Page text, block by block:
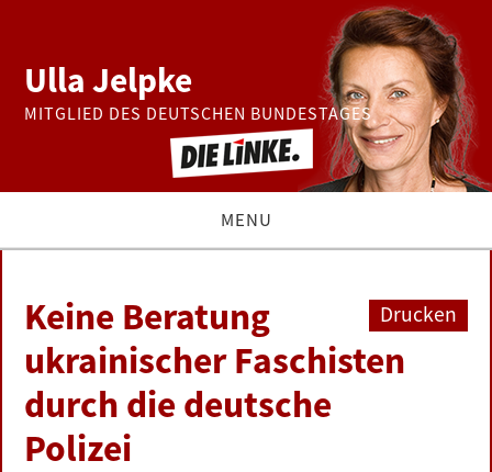
Ulla Jelpke
MITGLIED DES DEUTSCHEN BUNDESTAGES
MENU
BUNDESTAG
PRESSE
ZUR PERSON
Drucken
Keine Beratung
ukrainischer Faschisten
durch die deutsche
Polizei